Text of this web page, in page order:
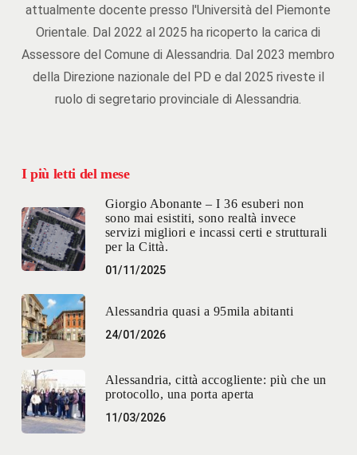
attualmente docente presso l'Università del Piemonte
Orientale. Dal 2022 al 2025 ha ricoperto la carica di
Assessore del Comune di Alessandria. Dal 2023 membro
della Direzione nazionale del PD e dal 2025 riveste il
ruolo di segretario provinciale di Alessandria.
I più letti del mese
Giorgio Abonante – I 36 esuberi non
sono mai esistiti, sono realtà invece
servizi migliori e incassi certi e strutturali
per la Città.
01/11/2025
Alessandria quasi a 95mila abitanti
24/01/2026
Alessandria, città accogliente: più che un
protocollo, una porta aperta
11/03/2026